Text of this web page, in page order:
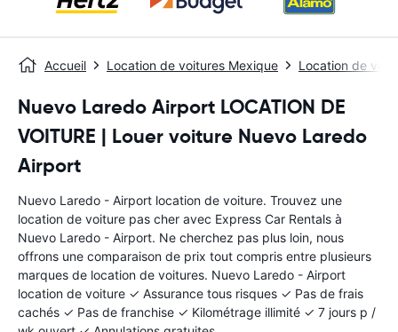
Accueil Location de voitures Mexique Location de
Nuevo Laredo Airport LOCATION DE
VOITURE | Louer voiture Nuevo Laredo
Airport
Nuevo Laredo - Airport location de voiture. Trouvez une
location de voiture pas cher avec Express Car Rentals à
Nuevo Laredo - Airport. Ne cherchez pas plus loin, nous
offrons une comparaison de prix tout compris entre plusieurs
marques de location de voitures. Nuevo Laredo - Airport
location de voiture ✓ Assurance tous risques ✓ Pas de frais
cachés ✓ Pas de franchise ✓ Kilométrage illimité ✓ 7 jours p /